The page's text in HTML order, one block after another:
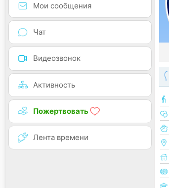
Мои сообщения
Чат
Видеозвонок
Активность
Пожертвовать
Лента времени